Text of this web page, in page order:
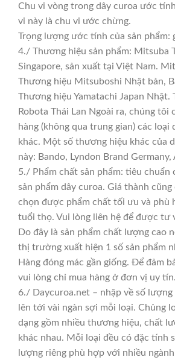
Chu vi vòng trong dây curoa ước
vi này là chu vi ước chừng.
Trọng lượng ước tính của sản phẩm:
4./ Thương hiệu sản phẩm: Mitsuba
Singapore, sản xuất tại Việt Nam.
Thương hiệu Mitsuboshi Nhật bản,
Thương hiệu Yamatachi Japan Nhật.
Robota Thái Lan Ngoài ra, chúng
hàng (không qua trung gian) các loại
khác. Một số thương hiệu khác của
này: Bando, Lyndon Brand
5./ Phẩm chất sản phẩm: tiêu chuẩn
sản phẩm dây curoa. Giá thành
chọn được phẩm chất tối ưu và phù
tuổi thọ. Vui lòng liên hệ để được tư
Do đây là sản phẩm chất lượng cao
thị trường xuất hiện 1 số sản phẩm
Hàng đóng mác gần giống. Để đảm
vui lòng chỉ mua hàng ở đơn vị uy tín.
6./ Daycuroa.net – nhập về số
lên tới vài ngàn sợi mỗi loại. Chủng
dạng gồm nhiều thương hiệu, chất
khác nhau. Mỗi loại đều có đặc tính
lượng riêng phù hợp với nhiều